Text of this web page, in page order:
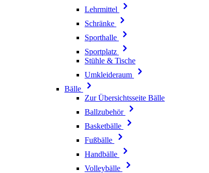
Lehrmittel
Schränke
Sporthalle
Sportplatz
Stühle & Tische
Umkleideraum
Bälle
Zur Übersichtsseite Bälle
Ballzubehör
Basketbälle
Fußbälle
Handbälle
Volleybälle